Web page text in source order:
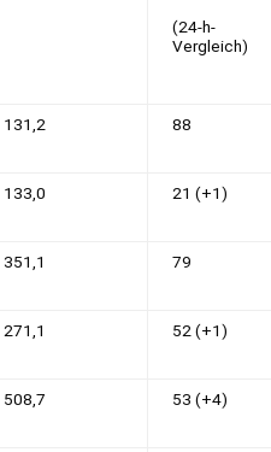
(24-h-
Vergleich)
131,2 88
133,0 21 (+1)
351,1 79
271,1 52 (+1)
508,7 53 (+4)